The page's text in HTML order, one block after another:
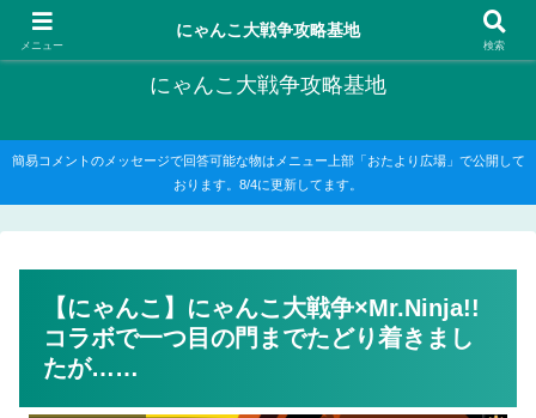
にゃんこ大戦争の攻略がメインですが、他のゲームの記事もたまに書いてます
にゃんこ大戦争攻略基地
簡易コメントのメッセージで回答可能な物はメニュー上部「おたより広場」で公開して
おります。8/4に更新してます。
【にゃんこ】にゃんこ大戦争×Mr.Ninja!!
コラボで一つ目の門までたどり着きまし
たが……
メニュー
にゃんこ大戦争攻略基地
検索